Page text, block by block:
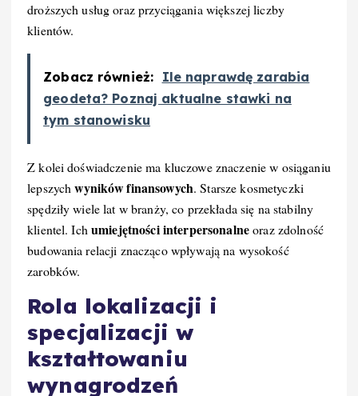
droższych usług oraz przyciągania większej liczby
klientów.
Zobacz również: Ile naprawdę zarabia
geodeta? Poznaj aktualne stawki na
tym stanowisku
Z kolei doświadczenie ma kluczowe znaczenie w osiąganiu
lepszychwyników finansowych. Starsze kosmetyczki
spędziły wiele lat w branży, co przekłada się na stabilny
klientel. Ichumiejętności interpersonalneoraz zdolność
budowania relacji znacząco wpływają na wysokość
zarobków.
Rola lokalizacji i
specjalizacji w
kształtowaniu
wynagrodzeń